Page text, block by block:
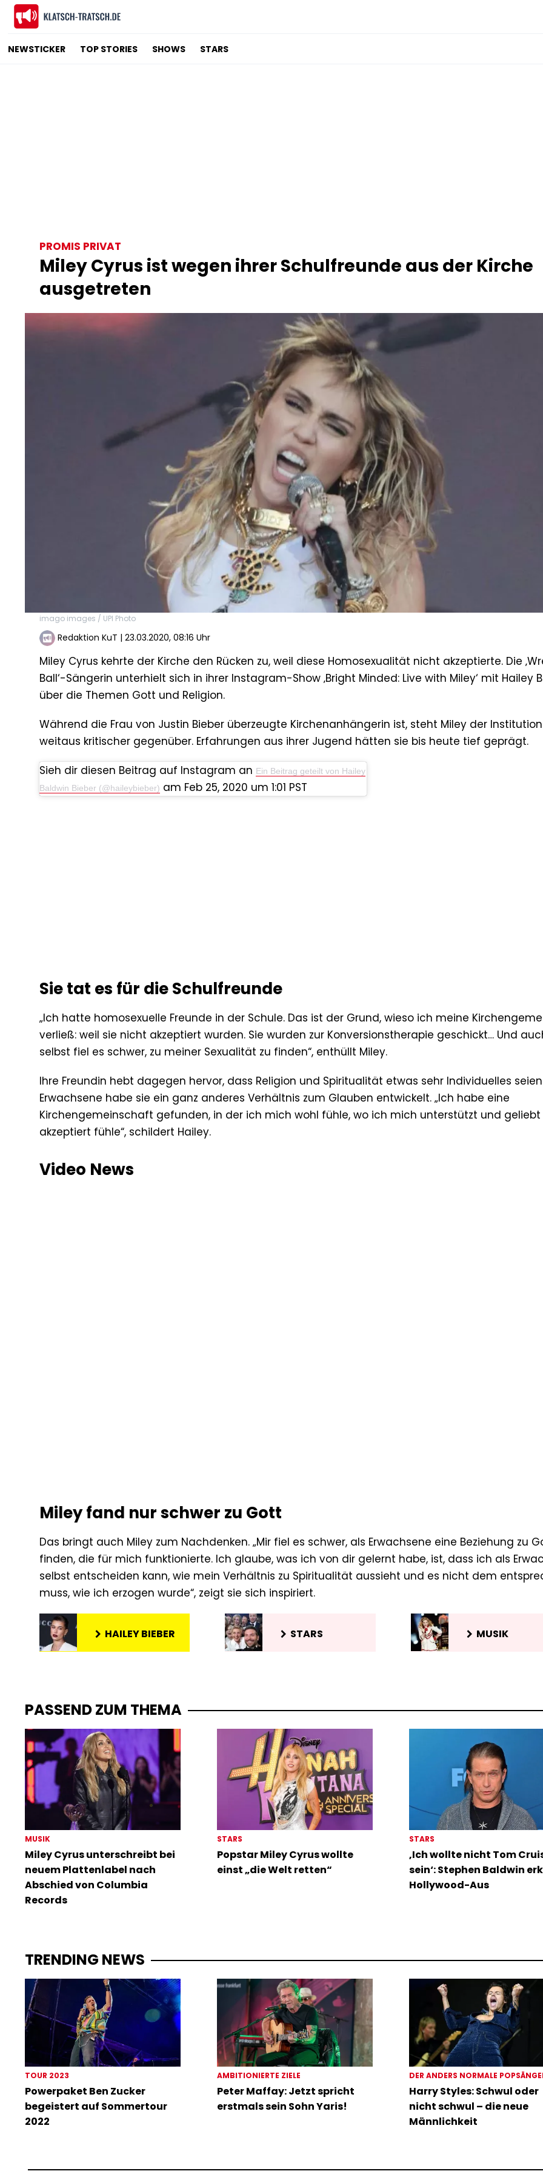
NEWSTICKER TOP STORIES SHOWS STARS
PROMIS PRIVAT
Miley Cyrus ist wegen ihrer Schulfreunde aus der Kirche
ausgetreten
imago images / UPI Photo
Redaktion KuT | 23.03.2020, 08:16 Uhr
Miley Cyrus kehrte der Kirche den Rücken zu, weil diese Homosexualität nicht akzeptierte. Die
Ball‘-Sängerin unterhielt sich in ihrer Instagram-Show ‚Bright Minded: Live with Miley‘ mit Hailey
über die Themen Gott und Religion.
Während die Frau von Justin Bieber überzeugte Kirchenanhängerin ist, steht Miley der Institution
weitaus kritischer gegenüber. Erfahrungen aus ihrer Jugend hätten sie bis heute tief geprägt.
Sieh dir diesen Beitrag auf Instagram an Ein Beitrag geteilt von Hailey
Baldwin Bieber (@haileybieber) am Feb 25, 2020 um 1:01 PST
Sie tat es für die Schulfreunde
„Ich hatte homosexuelle Freunde in der Schule. Das ist der Grund, wieso ich meine
verließ: weil sie nicht akzeptiert wurden. Sie wurden zur Konversionstherapie geschickt… Und
selbst fiel es schwer, zu meiner Sexualität zu finden“, enthüllt Miley.
Ihre Freundin hebt dagegen hervor, dass Religion und Spiritualität etwas sehr Individuelles
Erwachsene habe sie ein ganz anderes Verhältnis zum Glauben entwickelt. „Ich habe eine
Kirchengemeinschaft gefunden, in der ich mich wohl fühle, wo ich mich unterstützt und
akzeptiert fühle“, schildert Hailey.
Video News
Miley fand nur schwer zu Gott
Das bringt auch Miley zum Nachdenken. „Mir fiel es schwer, als Erwachsene eine Beziehung zu
finden, die für mich funktionierte. Ich glaube, was ich von dir gelernt habe, ist, dass ich als
selbst entscheiden kann, wie mein Verhältnis zu Spiritualität aussieht und es nicht dem
muss, wie ich erzogen wurde“, zeigt sie sich inspiriert.
HAILEY BIEBER STARS MUSIK
PASSEND ZUM THEMA
MUSIK
Miley Cyrus unterschreibt bei
neuem Plattenlabel nach
Abschied von Columbia
Records
STARS
Popstar Miley Cyrus wollte
einst „die Welt retten“
STARS
‚Ich wollte nicht Tom
sein‘: Stephen Baldwin
Hollywood-Aus
TRENDING NEWS
TOUR 2023
Powerpaket Ben Zucker
begeistert auf Sommertour
2022
AMBITIONIERTE ZIELE
Peter Maffay: Jetzt spricht
erstmals sein Sohn Yaris!
DER ANDERS NORMALE
Harry Styles: Schwul oder
nicht schwul – die neue
Männlichkeit